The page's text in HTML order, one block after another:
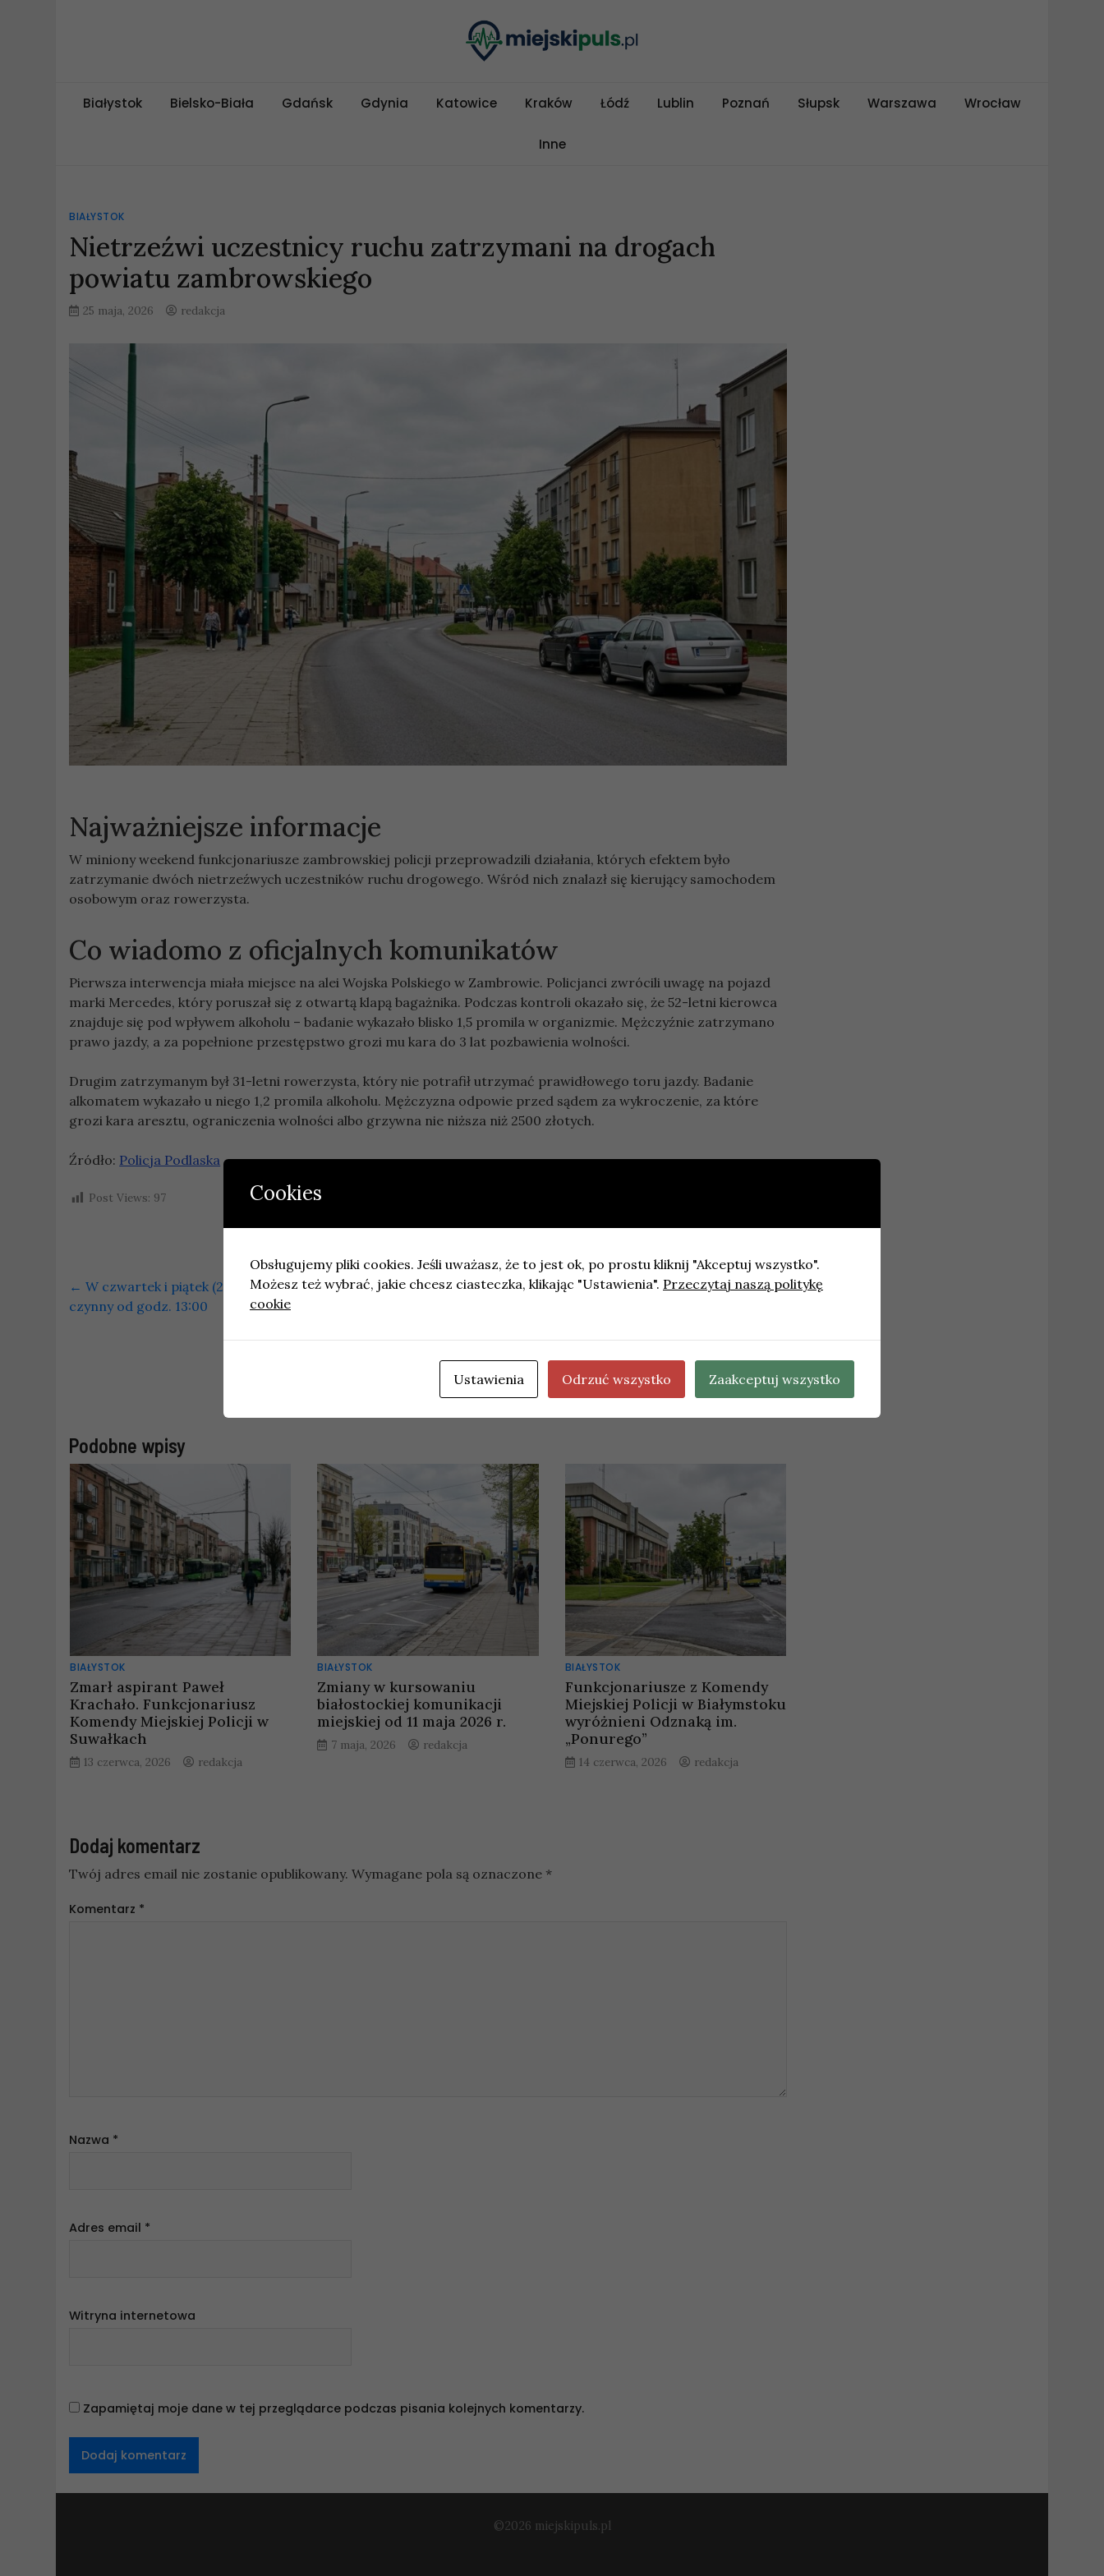
miejskipuls.pl
Białystok Bielsko-Biała Gdańsk Gdynia Katowice Kraków Łódź Lublin Poznań Słupsk Warszawa Wrocław
Inne
BIAŁYSTOK
Nietrzeźwi uczestnicy ruchu zatrzymani na drogach
powiatu zambrowskiego
25 maja, 2026 redakcja
Najważniejsze informacje
W miniony weekend funkcjonariusze zambrowskiej policji przeprowadzili działania, których efektem było
zatrzymanie dwóch nietrzeźwych uczestników ruchu drogowego. Wśród nich znalazł się kierujący samochodem
osobowym oraz rowerzysta.
Co wiadomo z oficjalnych komunikatów
Pierwsza interwencja miała miejsce na alei Wojska Polskiego w Zambrowie. Policjanci zwrócili uwagę na pojazd
marki Mercedes, który poruszał się z otwartą klapą bagażnika. Podczas kontroli okazało się, że 52-letni kierowca
znajduje się pod wpływem alkoholu – badanie wykazało blisko 1,5 promila w organizmie. Mężczyźnie zatrzymano
prawo jazdy, a za popełnione przestępstwo grozi mu kara do 3 lat pozbawienia wolności.
Drugim zatrzymanym był 31-letni rowerzysta, który nie potrafił utrzymać prawidłowego toru jazdy. Badanie
alkomatem wykazało u niego 1,2 promila alkoholu. Mężczyzna odpowie przed sądem za wykroczenie, za które
grozi kara aresztu, ograniczenia wolności albo grzywna nie niższa niż 2500 złotych.
Źródło: Policja Podlaska
Post Views: 97
← W czwartek i piątek (28 i 29 maja) Punkt Obsługi Klienta Górczyn będzie nieczynny. 1 czerwca POK będzie
czynny od godz. 13:00
Utrudnienia w ruchu na ul. Władysława IV w Gdyni→
Podobne wpisy
BIAŁYSTOK
Zmarł aspirant Paweł
Krachało. Funkcjonariusz
Komendy Miejskiej Policji w
Suwałkach
13 czerwca, 2026 redakcja
BIAŁYSTOK
Zmiany w kursowaniu
białostockiej komunikacji
miejskiej od 11 maja 2026 r.
7 maja, 2026 redakcja
BIAŁYSTOK
Funkcjonariusze z Komendy
Miejskiej Policji w Białymstoku
wyróżnieni Odznaką im.
„Ponurego”
14 czerwca, 2026 redakcja
Dodaj komentarz
Twój adres email nie zostanie opublikowany. Wymagane pola są oznaczone *
Komentarz *
Nazwa *
Adres email *
Witryna internetowa
Zapamiętaj moje dane w tej przeglądarce podczas pisania kolejnych komentarzy.
©2026 miejskipuls.pl
Cookies
Obsługujemy pliki cookies. Jeśli uważasz, że to jest ok, po prostu kliknij "Akceptuj wszystko".
Możesz też wybrać, jakie chcesz ciasteczka, klikając "Ustawienia". Przeczytaj naszą politykę
cookie
Ustawienia Odrzuć wszystko Zaakceptuj wszystko